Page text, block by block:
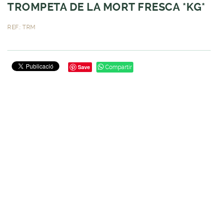
TROMPETA DE LA MORT FRESCA *KG*
REF.: TRM
Save Compartir